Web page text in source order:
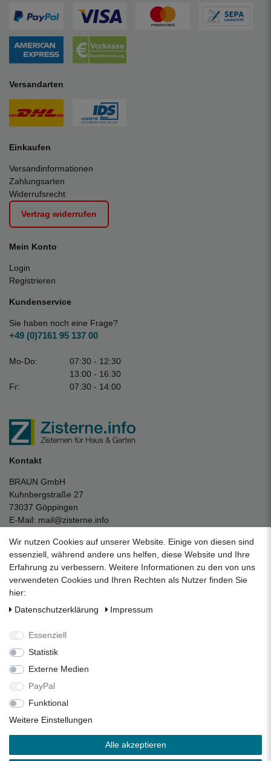
Versandarten
Einkaufen
Versandinformationen
Zahlungsarten
Widerrufsrecht
Vertrag widerrufen
Mein Konto
Login
Registrieren
Kundenservice
Sie haben noch eine Frage?
+49 (0)7161 95 137 00
Mo-Do:
07:30 - 12:30
13:00 - 16:30
Fr:
07:30 - 14:00
Kontakt
BRAUN GmbH
Kuhnbergstraße 27
73037 Göppingen
E-Mail: mail@zisterne.info
Unternehmen
Datenschutzerklärung
Impressum
Über uns
Folgen Sie uns auf Social Media
Alle Preise inkl. 19% Mehrwertsteuer.
* Die verkauften Stückzahlen beziehen sich auf die Verkäufe
in unseren Shops und Marktplätzen.
Wir nutzen Cookies auf unserer Website. Einige von diesen sind
essenziell, während andere uns helfen, diese Website und Ihre
Erfahrung zu verbessern. Weitere Informationen zu den von uns
verwendeten Cookies und Ihren Rechten als Nutzer finden Sie
hier:
Daten­schutz­erklärung
Impressum
Essenziell
Statistik
Externe Medien
PayPal
Funktional
Weitere Einstellungen
Alle akzeptieren